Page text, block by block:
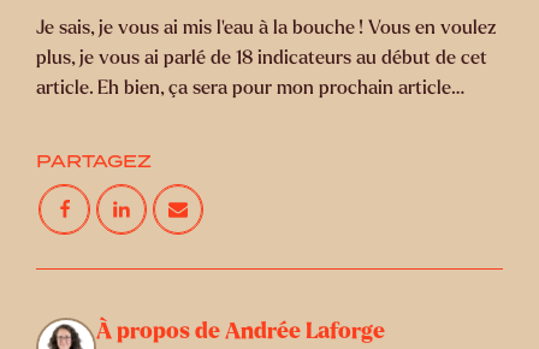
Je sais, je vous ai mis l’eau à la bouche ! Vous en voulez
plus, je vous ai parlé de 18 indicateurs au début de cet
article. Eh bien, ça sera pour mon prochain article…
PARTAGEZ
À propos de Andrée Laforge